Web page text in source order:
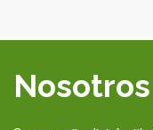
Nosotros